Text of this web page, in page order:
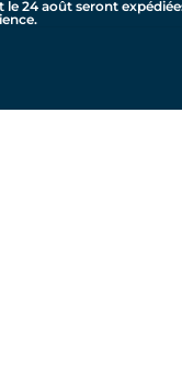
24 août seront